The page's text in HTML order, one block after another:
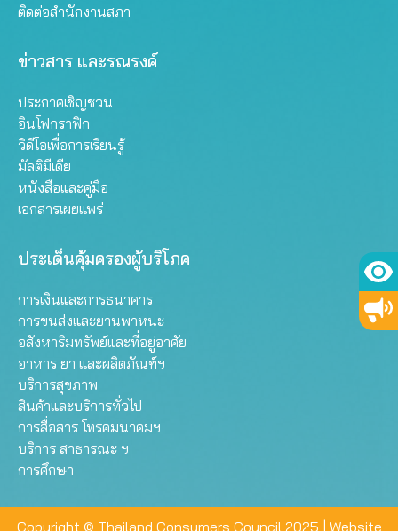
ติดต่อสำนักงานสภา
ข่าวสาร และรณรงค์
ประกาศเชิญชวน
อินโฟกราฟิก
วิดีโอเพื่อการเรียนรู้
มัลติมีเดีย
หนังสือและคู่มือ
เอกสารเผยแพร่
ประเด็นคุ้มครองผู้บริโภค
การเงินและการธนาคาร
การขนส่งและยานพาหนะ
อสังหาริมทรัพย์และที่อยู่อาศัย
อาหาร ยา และผลิตภัณฑ์ฯ
บริการสุขภาพ
สินค้าและบริการทั่วไป
การสื่อสาร โทรคมนาคมฯ
บริการ สาธารณะ ฯ
การศึกษา
Copyright © Thailand Consumers Council 2025 | Website